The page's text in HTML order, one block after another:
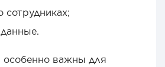
особенно важны для